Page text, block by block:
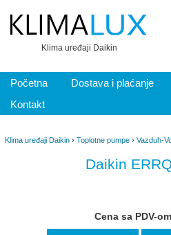
Klima uređaji Daikin
Početna Dostava i plaćanje
Kontakt
Klima uređaji Daikin › Toplotne pumpe › Vazduh-
Daikin
Cena sa PDV-